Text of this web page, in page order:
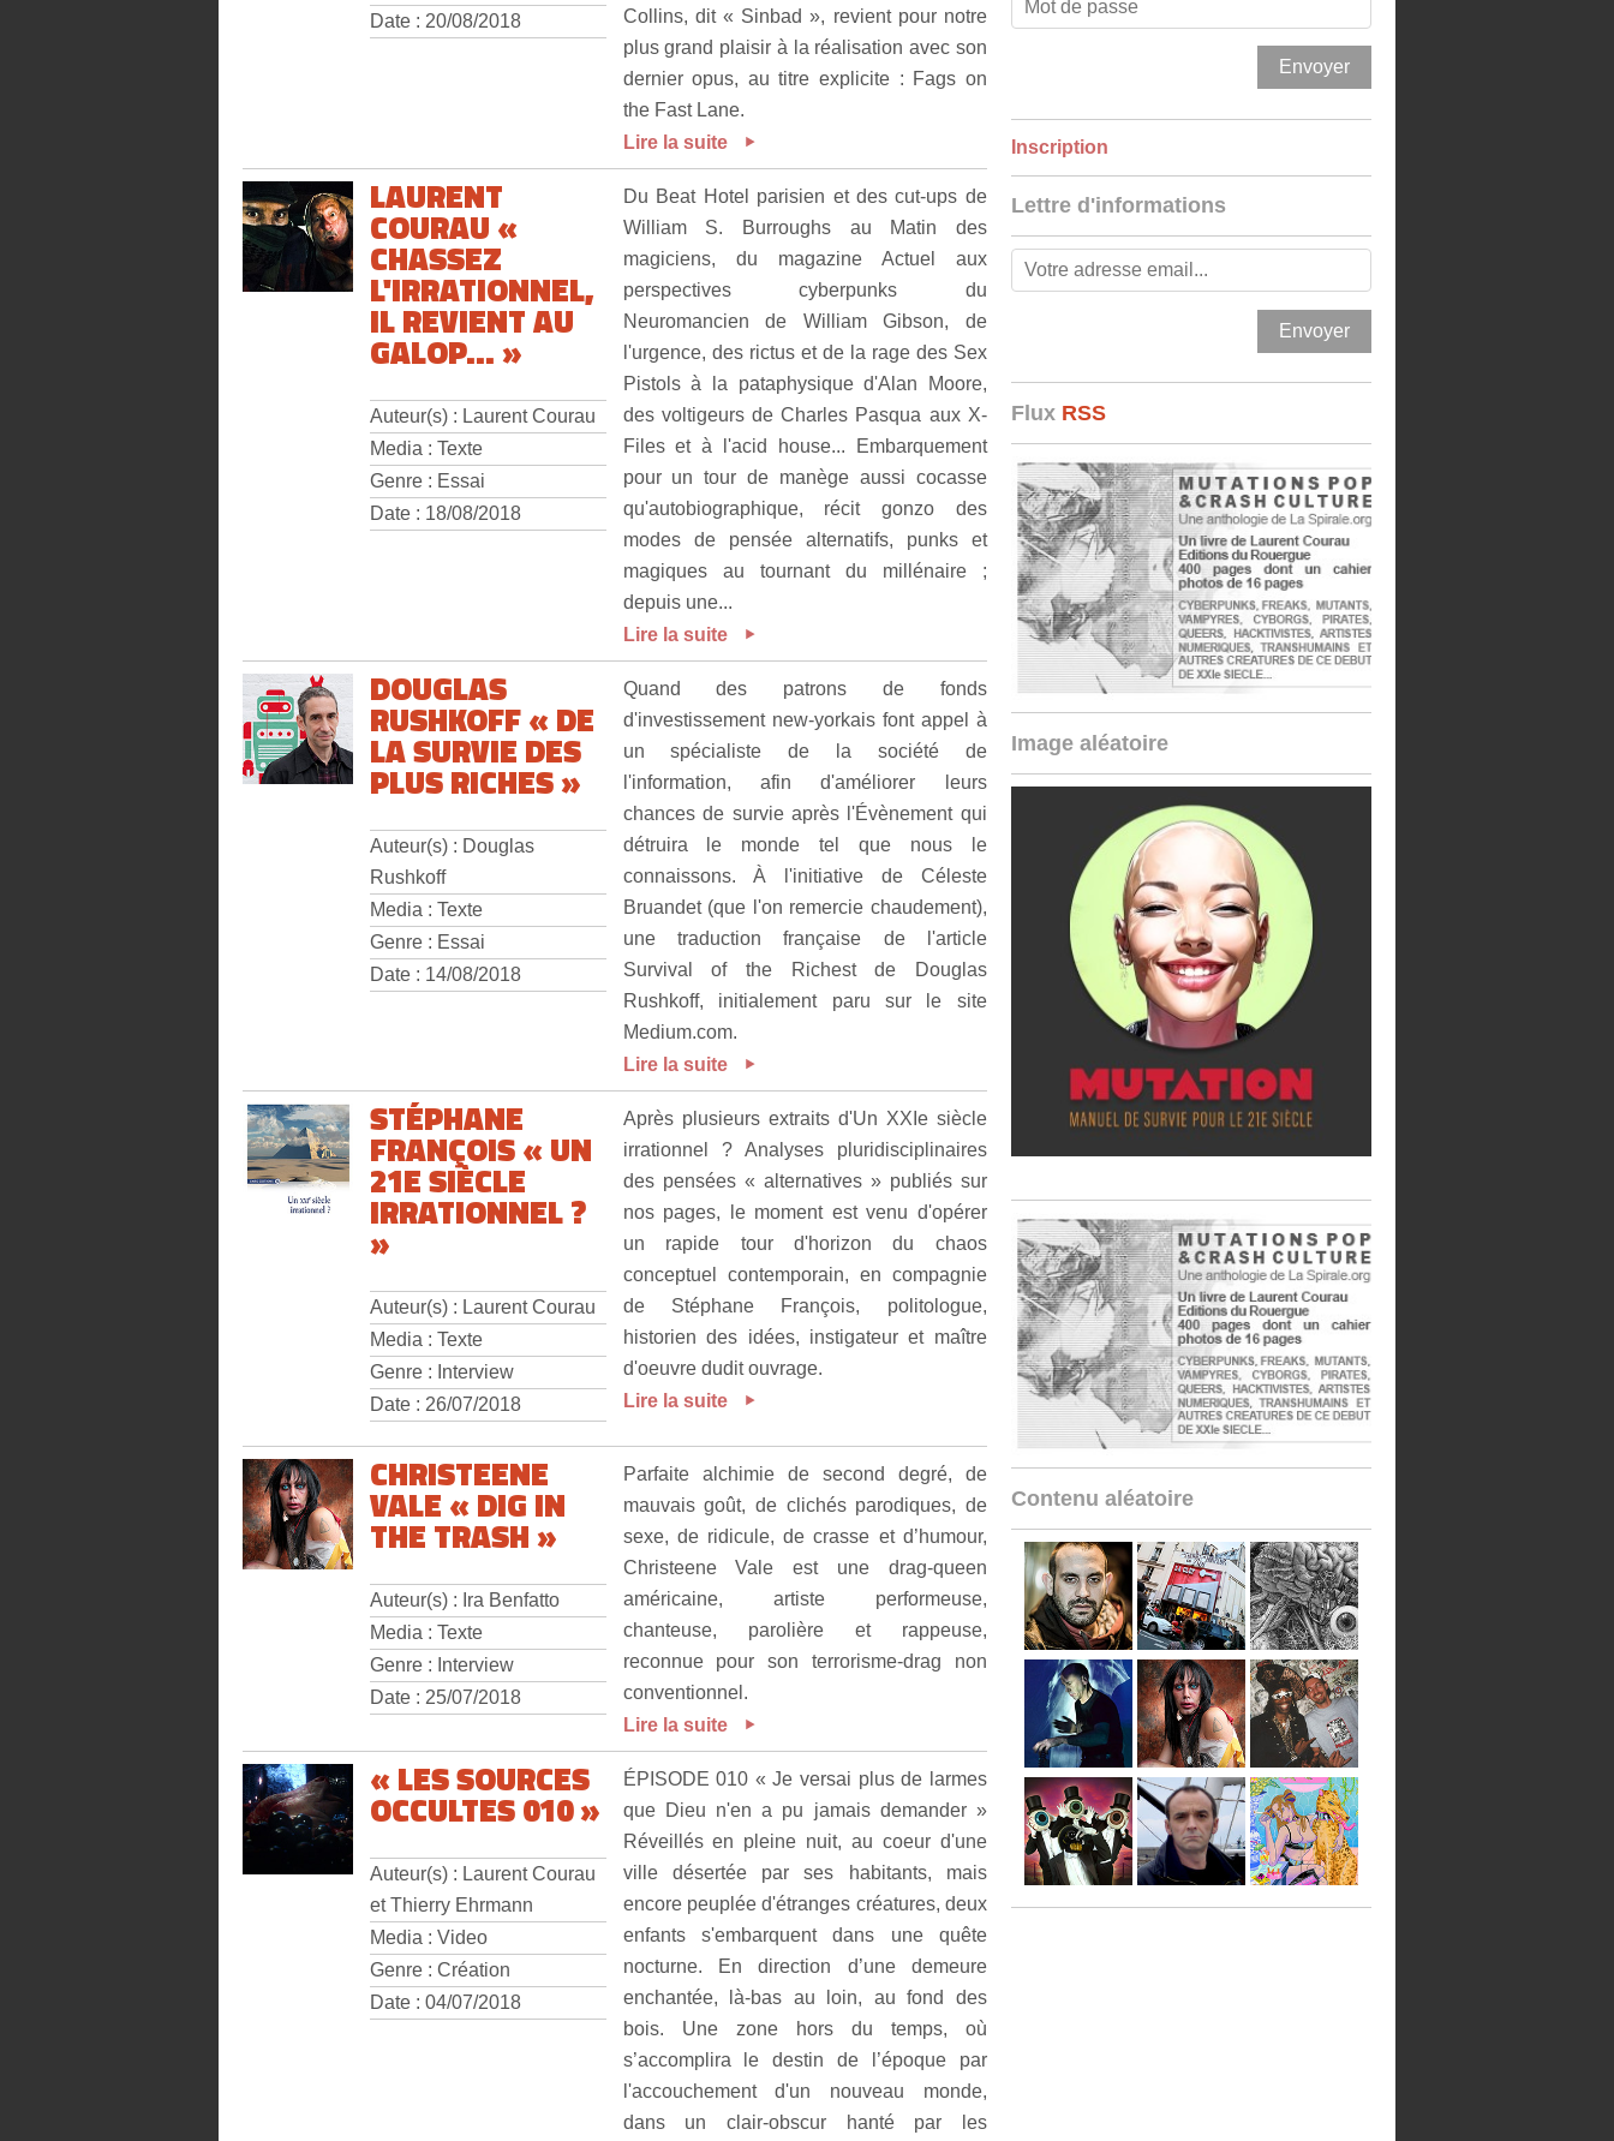
Date : 20/08/2018
Collins, dit « Sinbad », revient pour notre
plus grand plaisir à la réalisation avec son
dernier opus, au titre explicite : Fags on
the Fast Lane.
Lire la suite
LAURENT
COURAU «
CHASSEZ
L'IRRATIONNEL,
IL REVIENT AU
GALOP... »
Auteur(s) : Laurent Courau
Media : Texte
Genre : Essai
Date : 18/08/2018
Du Beat Hotel parisien et des cut-ups de
William S. Burroughs au Matin des
magiciens, du magazine Actuel aux
perspectives cyberpunks du
Neuromancien de William Gibson, de
l'urgence, des rictus et de la rage des Sex
Pistols à la pataphysique d'Alan Moore,
des voltigeurs de Charles Pasqua aux X-
Files et à l'acid house... Embarquement
pour un tour de manège aussi cocasse
qu'autobiographique, récit gonzo des
modes de pensée alternatifs, punks et
magiques au tournant du millénaire ;
depuis une...
Lire la suite
DOUGLAS
RUSHKOFF « DE
LA SURVIE DES
PLUS RICHES »
Auteur(s) : Douglas
Rushkoff
Media : Texte
Genre : Essai
Date : 14/08/2018
Quand des patrons de fonds
d'investissement new-yorkais font appel à
un spécialiste de la société de
l'information, afin d'améliorer leurs
chances de survie après l'Évènement qui
détruira le monde tel que nous le
connaissons. À l'initiative de Céleste
Bruandet (que l'on remercie chaudement),
une traduction française de l'article
Survival of the Richest de Douglas
Rushkoff, initialement paru sur le site
Medium.com.
Lire la suite
STÉPHANE
FRANÇOIS « UN
21E SIÈCLE
IRRATIONNEL ?
»
Auteur(s) : Laurent Courau
Media : Texte
Genre : Interview
Date : 26/07/2018
Après plusieurs extraits d'Un XXIe siècle
irrationnel ? Analyses pluridisciplinaires
des pensées « alternatives » publiés sur
nos pages, le moment est venu d'opérer
un rapide tour d'horizon du chaos
conceptuel contemporain, en compagnie
de Stéphane François, politologue,
historien des idées, instigateur et maître
d'oeuvre dudit ouvrage.
Lire la suite
CHRISTEENE
VALE « DIG IN
THE TRASH »
Auteur(s) : Ira Benfatto
Media : Texte
Genre : Interview
Date : 25/07/2018
Parfaite alchimie de second degré, de
mauvais goût, de clichés parodiques, de
sexe, de ridicule, de crasse et d’humour,
Christeene Vale est une drag-queen
américaine, artiste performeuse,
chanteuse, parolière et rappeuse,
reconnue pour son terrorisme-drag non
conventionnel.
Lire la suite
« LES SOURCES
OCCULTES 010 »
Auteur(s) : Laurent Courau
et Thierry Ehrmann
Media : Video
Genre : Création
Date : 04/07/2018
ÉPISODE 010 « Je versai plus de larmes
que Dieu n'en a pu jamais demander »
Réveillés en pleine nuit, au coeur d'une
ville désertée par ses habitants, mais
encore peuplée d'étranges créatures, deux
enfants s'embarquent dans une quête
nocturne. En direction d’une demeure
enchantée, là-bas au loin, au fond des
bois. Une zone hors du temps, où
s’accomplira le destin de l’époque par
l'accouchement d'un nouveau monde,
dans un clair-obscur hanté par les
Inscription
Lettre d'informations
Flux RSS
Image aléatoire
Contenu aléatoire